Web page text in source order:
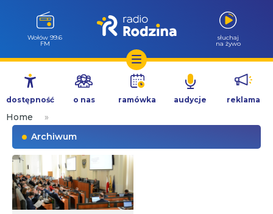
Przejdź
treści
Wołów 99.6
FM
słuchaj
na żywo
dostępność o nas ramówka audycje reklama
Home
»
Archiwum